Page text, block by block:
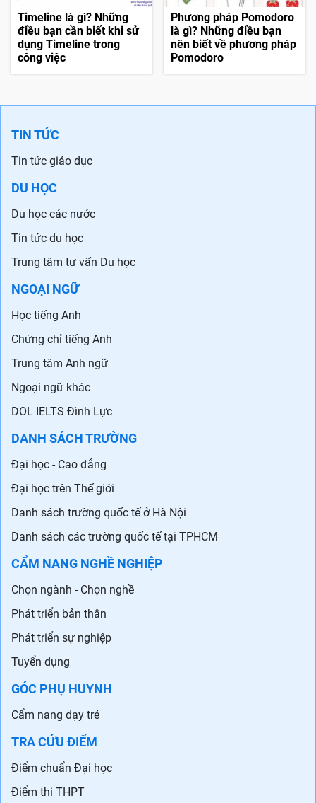
Timeline là gì? Những
điều bạn cần biết khi sử
dụng Timeline trong
công việc
Phương pháp Pomodoro
là gì? Những điều bạn
nên biết về phương pháp
Pomodoro
TIN TỨC
Tin tức giáo dục
DU HỌC
Du học các nước
Tin tức du học
Trung tâm tư vấn Du học
NGOẠI NGỮ
Học tiếng Anh
Chứng chỉ tiếng Anh
Trung tâm Anh ngữ
Ngoại ngữ khác
DOL IELTS Đình Lực
DANH SÁCH TRƯỜNG
Đại học - Cao đẳng
Đại học trên Thế giới
Danh sách trường quốc tế ở Hà Nội
Danh sách các trường quốc tế tại TPHCM
CẨM NANG NGHỀ NGHIỆP
Chọn ngành - Chọn nghề
Phát triển bản thân
Phát triển sự nghiệp
Tuyển dụng
GÓC PHỤ HUYNH
Cẩm nang dạy trẻ
TRA CỨU ĐIỂM
Điểm chuẩn Đại học
Điểm thi THPT